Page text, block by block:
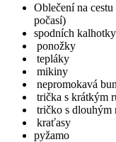
Oblečení na
počasí)
spodních
ponožky
tepláky
mikiny
nepromokavá
trička s krátkým
tričko s dlouhým
kraťasy
pyžamo